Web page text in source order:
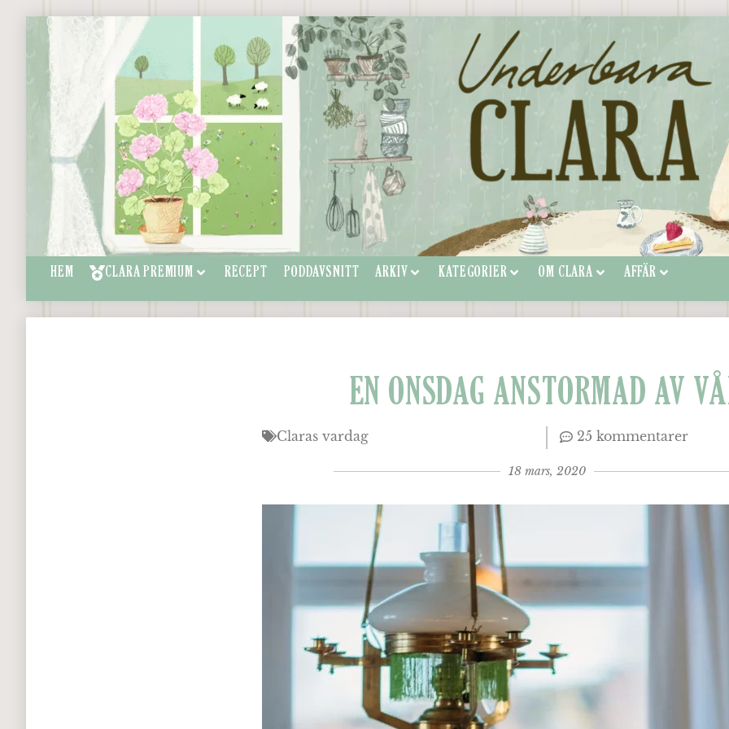
HEM CLARA PREMIUM RECEPT PODDAVSNITT ARKIV KATEGORIER OM CLARA AFFÄR
EN ONSDAG ANSTORMAD AV
Claras vardag 25 kommentarer
18 mars, 2020